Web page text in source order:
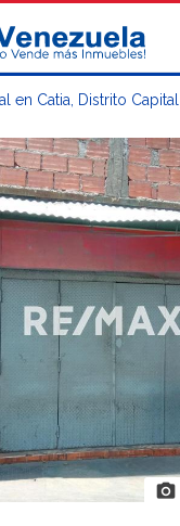
en Catia, Distrito Capital
photo_camera